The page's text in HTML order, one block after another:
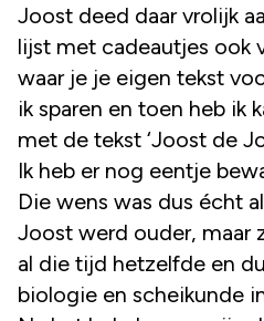
Joost deed daar vrolijk
lijst met cadeautjes ook
waar je je eigen tekst
ik sparen en toen heb ik
met de tekst ‘Joost de
Ik heb er nog eentje
Die wens was dus écht
Joost werd ouder, maar
al die tijd hetzelfde en
biologie en scheikunde